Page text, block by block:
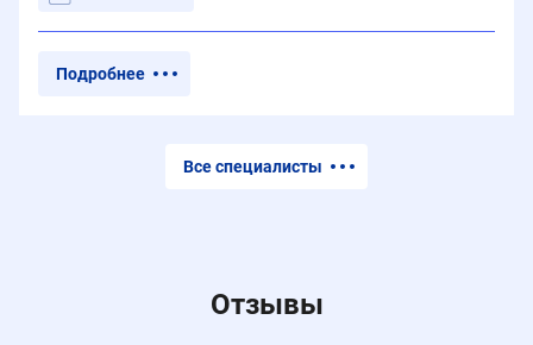
Подробнее
Все специалисты
Отзывы